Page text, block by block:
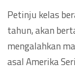
Petinju kelas
tahun, akan
mengalahkan
asal Amerika